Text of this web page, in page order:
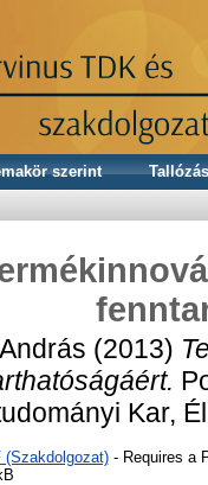
szerint
(2013)
Kar,
(Szakdolgozat)- Requires a